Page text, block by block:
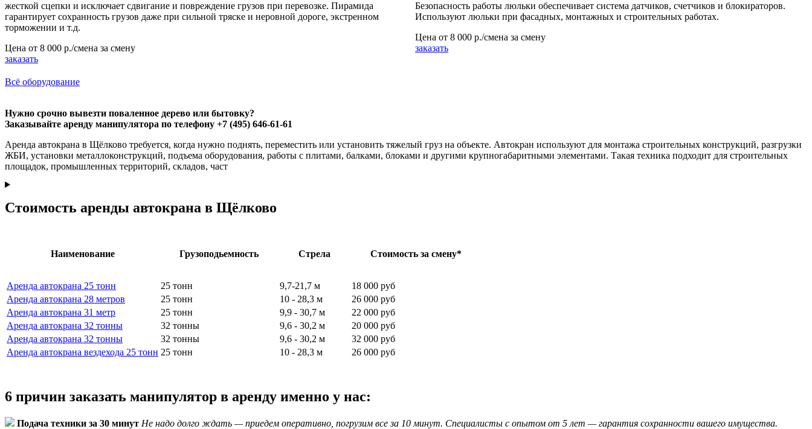
жесткой сцепки и исключает сдвигание и повреждение грузов при перевозке. Пирамида
гарантирует сохранность грузов даже при сильной тряске и неровной дороге, экстренном
торможении и т.д.
Цена от 8 000 р./смена за смену
заказать
Безопасность работы люльки обеспечивает система датчиков, счетчиков и блокираторов.
Используют люльки при фасадных, монтажных и строительных работах.
Цена от 8 000 р./смена за смену
заказать
Всё оборудование
Нужно срочно вывезти поваленное дерево или бытовку?
Заказывайте аренду манипулятора по телефону +7 (495) 646-61-61
Аренда автокрана в Щёлково требуется, когда нужно поднять, переместить или установить тяжелый груз на объекте. Автокран используют для монтажа строительных конструкций, разгрузки
ЖБИ, установки металлоконструкций, подъема оборудования, работы с плитами, балками, блоками и другими крупногабаритными элементами. Такая техника подходит для строительных
площадок, промышленных территорий, складов, част
Стоимость аренды автокрана в Щёлково
Наименование Грузоподьемность Стрела Стоимость за смену*
Аренда автокрана 25 тонн 25 тонн 9,7-21,7 м
18 000 руб
Аренда автокрана 28 метров
25 тонн 10 - 28,3 м
26 000 руб
Аренда автокрана 31 метр
25 тонн 9,9 - 30,7 м
22 000 руб
Аренда автокрана 32 тонны
32 тонны 9,6 - 30,2 м
20 000 руб
Аренда автокрана 32 тонны
32 тонны 9,6 - 30,2 м
32 000 руб
Аренда автокрана вездехода 25 тонн 25 тонн 10 - 28,3 м 26 000 руб
6 причин заказать манипулятор в аренду именно у нас:
Подача техники за 30 минут Не надо долго ждать — приедем оперативно, погрузим все за 10 минут. Специалисты с опытом от 5 лет — гарантия сохранности вашего имущества.